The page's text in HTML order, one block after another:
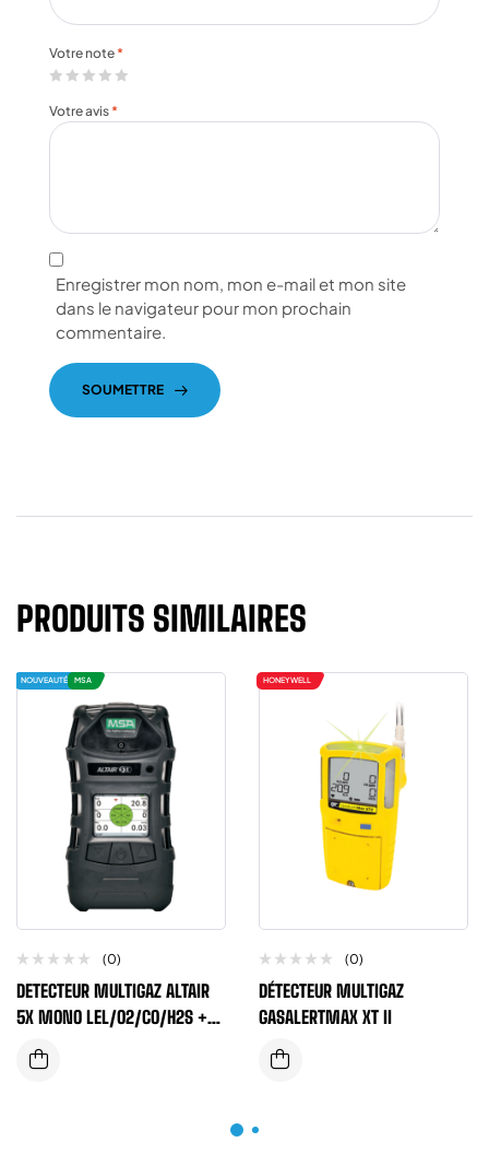
Votre note *
Votre avis *
Enregistrer mon nom, mon e-mail et mon site
dans le navigateur pour mon prochain
commentaire.
SOUMETTRE
PRODUITS SIMILAIRES
NOUVEAUTÉ MSA
(0)
DETECTEUR MULTIGAZ ALTAIR
5X MONO LEL/O2/CO/H2S +
HONEYWELL
(0)
DÉTECTEUR MULTIGAZ
GASALERTMAX XT II